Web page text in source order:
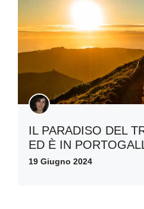
IL PARADISO DEL
ED È IN
19 Giugno 2024